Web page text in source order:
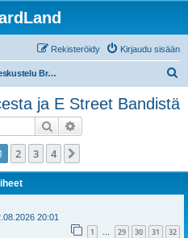
Kirjaudu sisään
Rekisteröidy
Yleinen keskustelu Brucesta ja E Street Bandistä
s
ja E Street Bandistä
Etsi
2 3 4
20:01
1 … 29 30 31 32